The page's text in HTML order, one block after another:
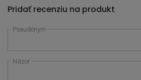
Pridať recenziu na produkt
Pseudónym
Názor